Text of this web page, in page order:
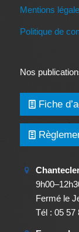
Mentions
Politique de
Nos
Fiche
Fermé le
Tél : 05 57